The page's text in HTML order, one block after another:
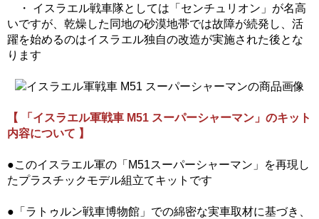
・ イスラエル戦車隊としては「センチュリオン」が名高
いですが、乾燥した同地の砂漠地帯では故障が続発し、活
躍を始めるのはイスラエル独自の改造が実施された後とな
ります
【 「イスラエル軍戦車 M51 スーパーシャーマン」のキット
内容について 】
●このイスラエル軍の「M51スーパーシャーマン」を再現し
たプラスチックモデル組立てキットです
●「ラトゥルン戦車博物館」での綿密な実車取材に基づき、